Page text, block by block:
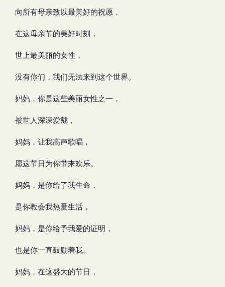
向所有母亲致以最美好的祝愿，
在这母亲节的美好时刻，
世上最美丽的女性，
没有你们，我们无法来到这个世界。
妈妈，你是这些美丽女性之一，
被世人深深爱戴，
妈妈，让我高声歌唱，
愿这节日为你带来欢乐。
妈妈，是你给了我生命，
是你教会我热爱生活，
妈妈，是你给予我爱的证明，
也是你一直鼓励着我。
妈妈，在这盛大的节日，